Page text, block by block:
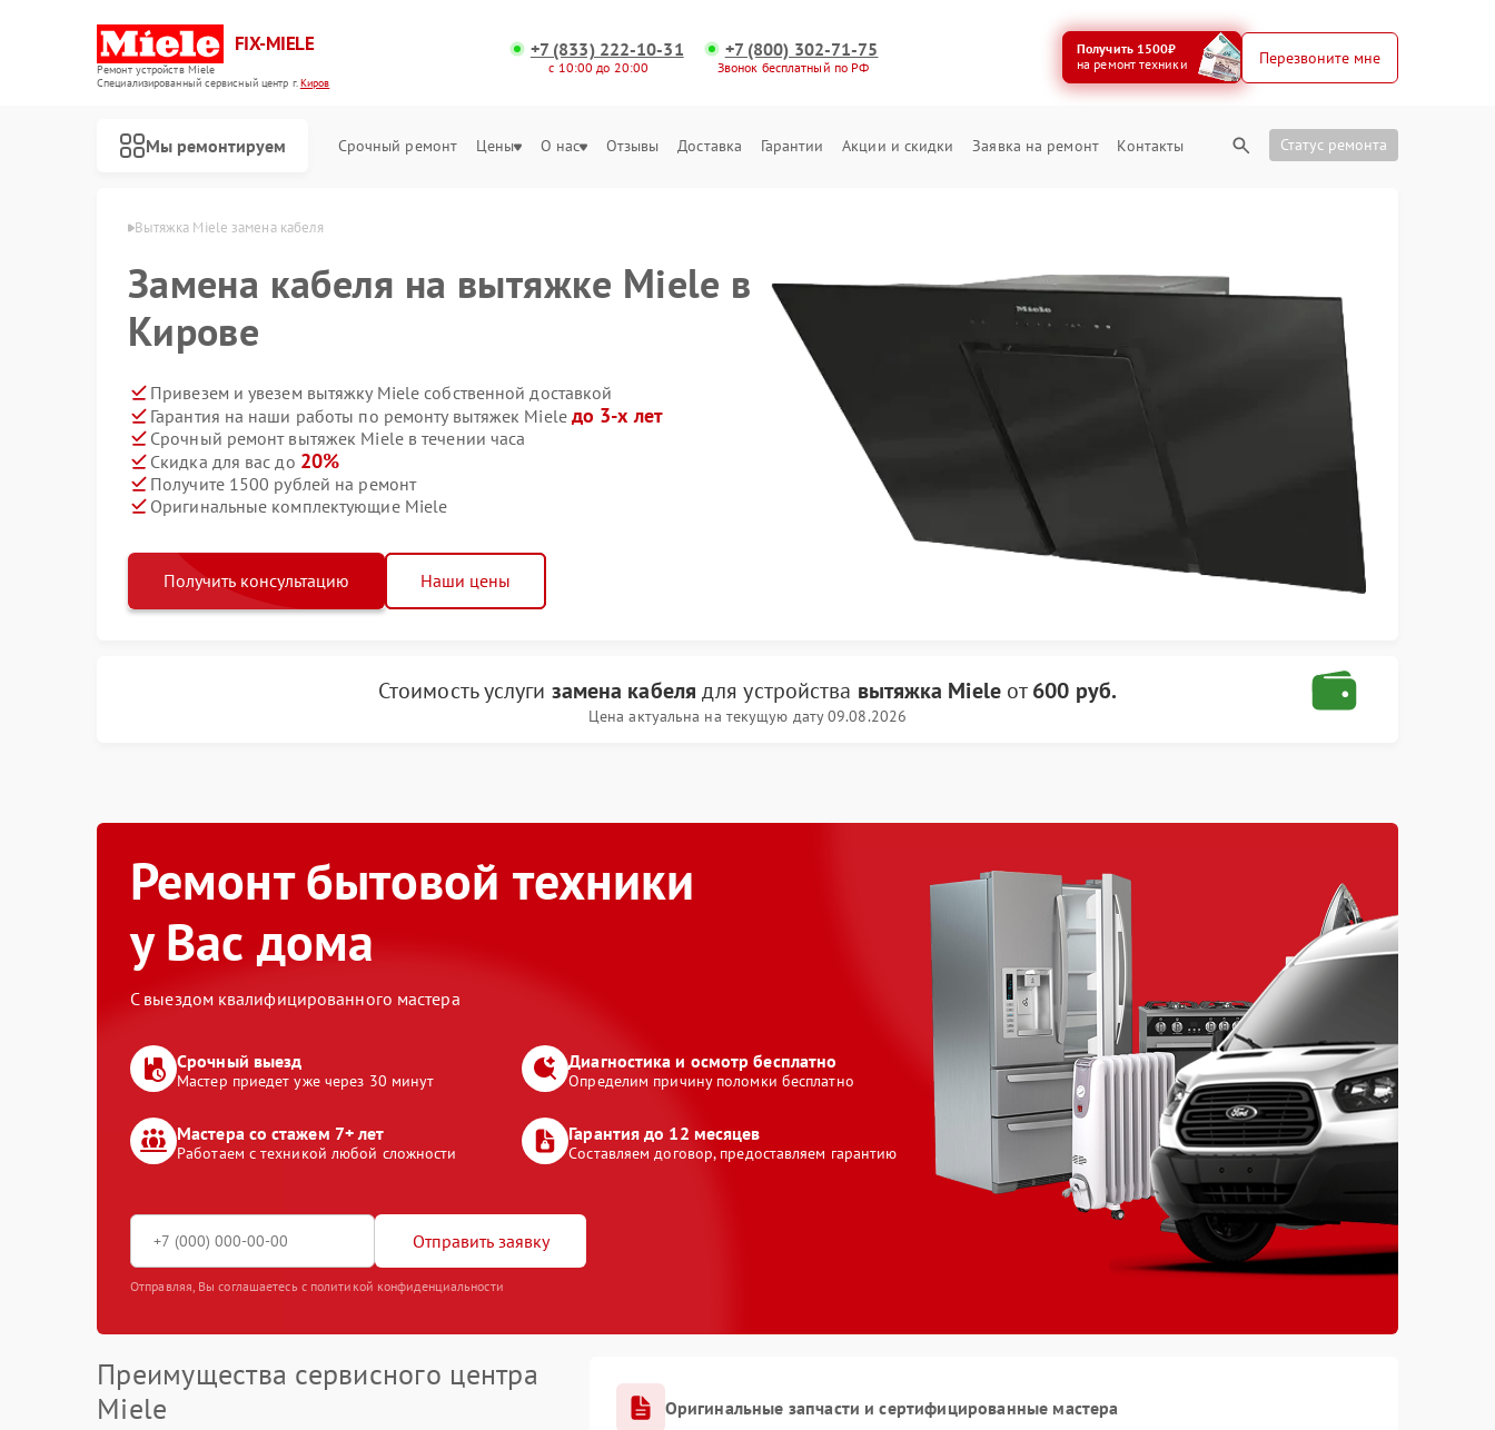
FIX-MIELE
Ремонт устройств Miele
Специализированный cервисный центр г.Киров
+7 (833) 222-10-31
с 10:00 до 20:00
+7 (800) 302-71-75
Звонок бесплатный по РФ
Получить 1500₽
на ремонт техники
Перезвоните мне
Мы ремонтируем Срочный ремонт Цены О нас Отзывы Доставка Гарантии Акции и скидки Заявка на ремонт Контакты Статус ремонта
Вытяжка Miele замена кабеля
Замена кабеля на вытяжке Miele в
Кирове
Привезем и увезем вытяжку Miele собственной доставкой
Гарантия на наши работы по ремонту вытяжек Miele до 3-х лет
Срочный ремонт вытяжек Miele в течении часа
Скидка для вас до 20%
Получите 1500 рублей на ремонт
Оригинальные комплектующие Miele
Получить консультацию Наши цены
Стоимость услуги замена кабеля для устройства вытяжка Mieleот600 руб.
Цена актуальна на текущую дату 09.08.2026
Ремонт бытовой техники
у Вас дома
С выездом квалифицированного мастера
Срочный выезд
Мастер приедет уже через 30 минут
Диагностика и осмотр бесплатно
Определим причину поломки бесплатно
Мастера со стажем 7+ лет
Работаем с техникой любой сложности
Гарантия до 12 месяцев
Составляем договор, предоставляем гарантию
Отправить заявку
Отправляя, Вы соглашаетесь с политикой конфиденциальности
Преимущества сервисного центра
Miele
Оригинальные запчасти и сертифицированные мастера